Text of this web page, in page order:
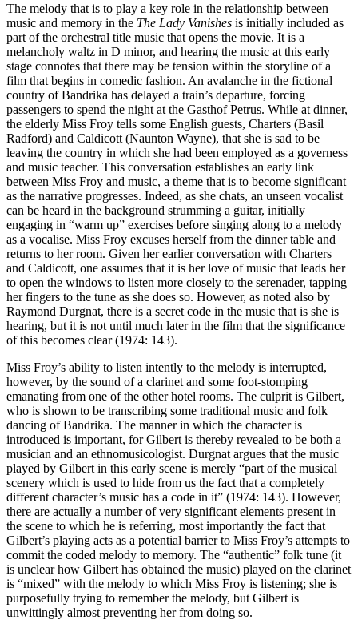
The melody that is to play a key role in the relationship between
music and memory in the The Lady Vanishes is initially included as
part of the orchestral title music that opens the movie. It is a
melancholy waltz in D minor, and hearing the music at this early
stage connotes that there may be tension within the storyline of a
film that begins in comedic fashion. An avalanche in the fictional
country of Bandrika has delayed a train’s departure, forcing
passengers to spend the night at the Gasthof Petrus. While at dinner,
the elderly Miss Froy tells some English guests, Charters (Basil
Radford) and Caldicott (Naunton Wayne), that she is sad to be
leaving the country in which she had been employed as a governess
and music teacher. This conversation establishes an early link
between Miss Froy and music, a theme that is to become significant
as the narrative progresses. Indeed, as she chats, an unseen vocalist
can be heard in the background strumming a guitar, initially
engaging in “warm up” exercises before singing along to a melody
as a vocalise. Miss Froy excuses herself from the dinner table and
returns to her room. Given her earlier conversation with Charters
and Caldicott, one assumes that it is her love of music that leads her
to open the windows to listen more closely to the serenader, tapping
her fingers to the tune as she does so. However, as noted also by
Raymond Durgnat, there is a secret code in the music that is she is
hearing, but it is not until much later in the film that the significance
of this becomes clear (1974: 143).
Miss Froy’s ability to listen intently to the melody is interrupted,
however, by the sound of a clarinet and some foot-stomping
emanating from one of the other hotel rooms. The culprit is Gilbert,
who is shown to be transcribing some traditional music and folk
dancing of Bandrika. The manner in which the character is
introduced is important, for Gilbert is thereby revealed to be both a
musician and an ethnomusicologist. Durgnat argues that the music
played by Gilbert in this early scene is merely “part of the musical
scenery which is used to hide from us the fact that a completely
different character’s music has a code in it” (1974: 143). However,
there are actually a number of very significant elements present in
the scene to which he is referring, most importantly the fact that
Gilbert’s playing acts as a potential barrier to Miss Froy’s attempts to
commit the coded melody to memory. The “authentic” folk tune (it
is unclear how Gilbert has obtained the music) played on the clarinet
is “mixed” with the melody to which Miss Froy is listening; she is
purposefully trying to remember the melody, but Gilbert is
unwittingly almost preventing her from doing so.